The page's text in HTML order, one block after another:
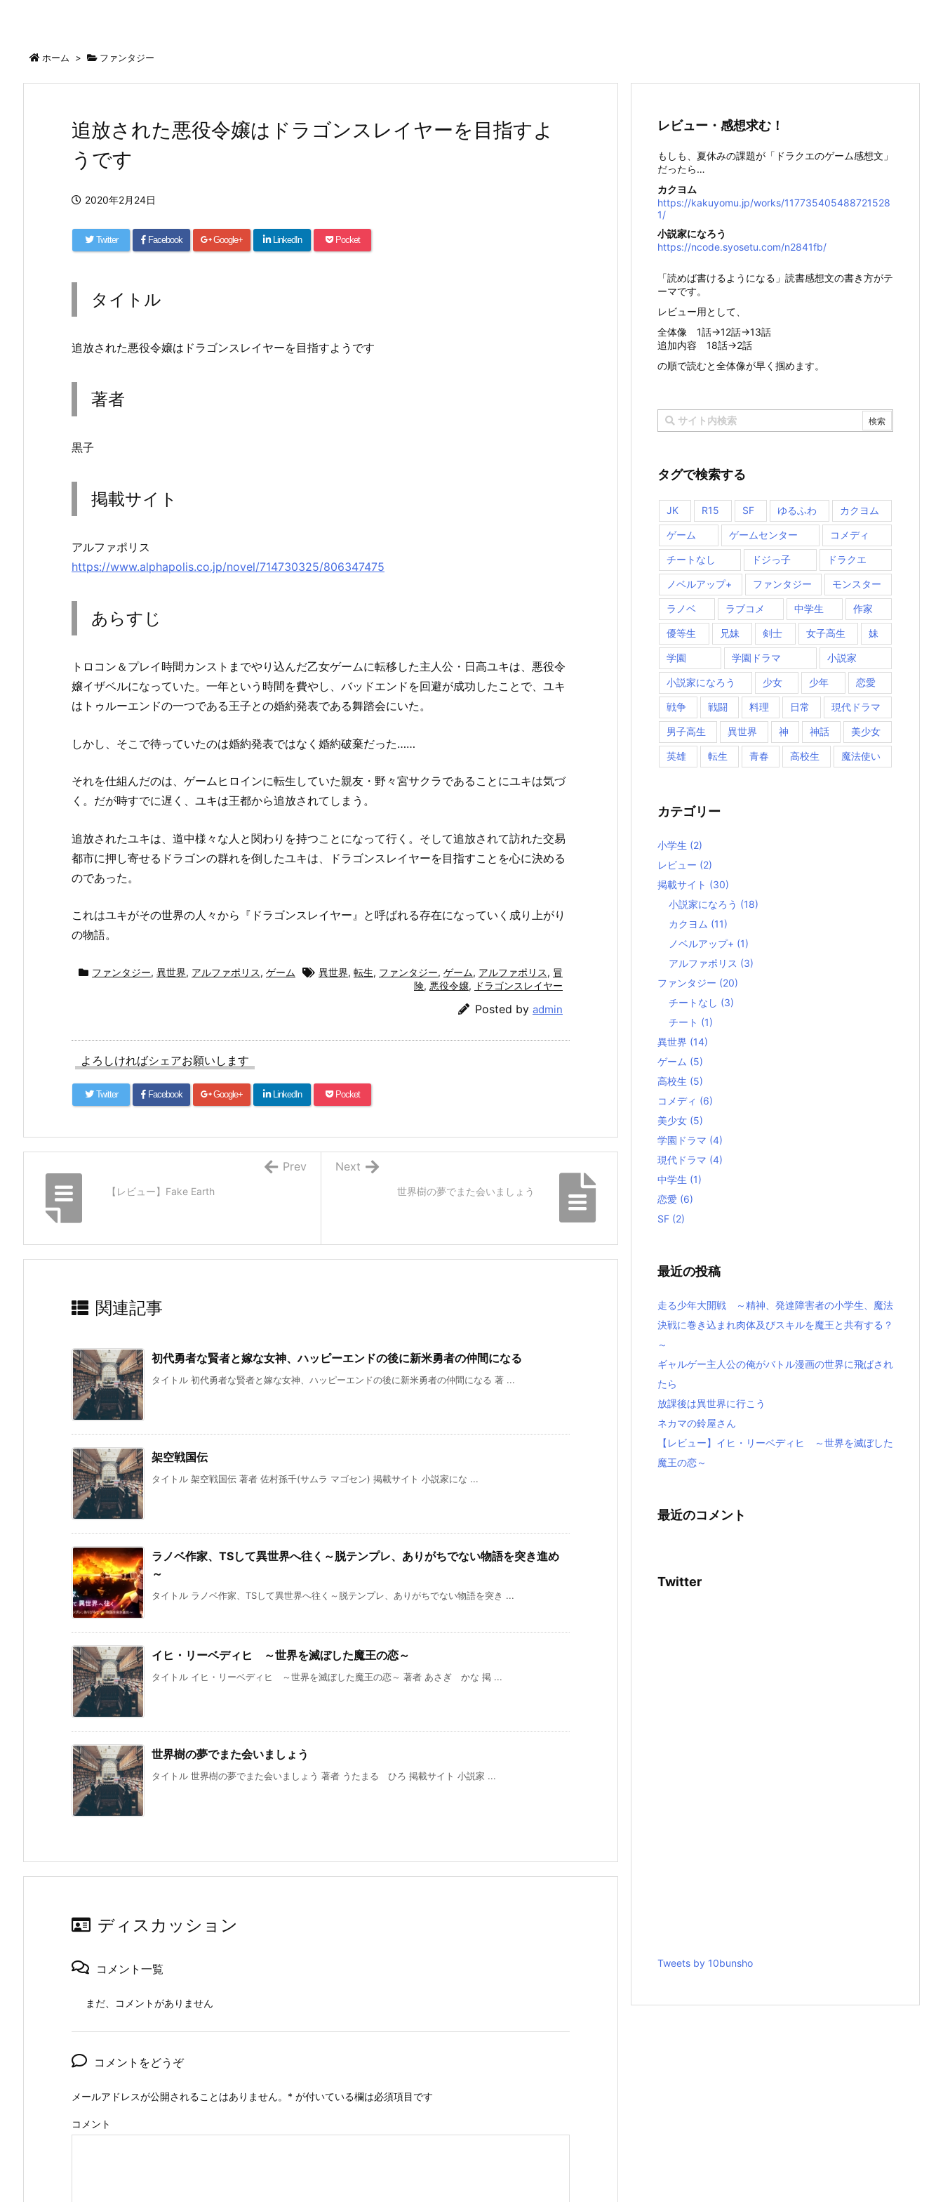
ホーム > ファンタジー
追放された悪役令嬢はドラゴンスレイヤーを目指すよ
うです
2020年2月24日
Twitter Facebook Google+ LinkedIn Pocket
タイトル
追放された悪役令嬢はドラゴンスレイヤーを目指すようです
著者
黒子
掲載サイト
アルファポリス
https://www.alphapolis.co.jp/novel/714730325/806347475
あらすじ
トロコン＆プレイ時間カンストまでやり込んだ乙女ゲームに転移した主人公・日高ユキは、悪役令
嬢イザベルになっていた。一年という時間を費やし、バッドエンドを回避が成功したことで、ユキ
はトゥルーエンドの一つである王子との婚約発表である舞踏会にいた。
しかし、そこで待っていたのは婚約発表ではなく婚約破棄だった……
それを仕組んだのは、ゲームヒロインに転生していた親友・野々宮サクラであることにユキは気づ
く。だが時すでに遅く、ユキは王都から追放されてしまう。
追放されたユキは、道中様々な人と関わりを持つことになって行く。そして追放されて訪れた交易
都市に押し寄せるドラゴンの群れを倒したユキは、ドラゴンスレイヤーを目指すことを心に決める
のであった。
これはユキがその世界の人々から『ドラゴンスレイヤー』と呼ばれる存在になっていく成り上がり
の物語。
ファンタジー, 異世界, アルファポリス, ゲーム 異世界, 転生, ファンタジー, ゲーム, アルファポリス, 冒
険, 悪役令嬢, ドラゴンスレイヤー
Posted by admin
よろしければシェアお願いします
Twitter Facebook Google+ LinkedIn Pocket
世界樹の夢でまた会いましょう
Next
【レビュー】Fake Earth
Prev
関連記事
初代勇者な賢者と嫁な女神、ハッピーエンドの後に新米勇者の仲間になる
タイトル 初代勇者な賢者と嫁な女神、ハッピーエンドの後に新米勇者の仲間になる 著 ...
架空戦国伝
タイトル 架空戦国伝 著者 佐村孫千(サムラ マゴセン) 掲載サイト 小説家にな ...
ラノベ作家、TSして異世界へ往く～脱テンプレ、ありがちでない物語を突き進め
～
タイトル ラノベ作家、TSして異世界へ往く～脱テンプレ、ありがちでない物語を突き ...
イヒ・リーベディヒ ～世界を滅ぼした魔王の恋～
タイトル イヒ・リーベディヒ ～世界を滅ぼした魔王の恋～ 著者 あさぎ かな 掲 ...
世界樹の夢でまた会いましょう
タイトル 世界樹の夢でまた会いましょう 著者 うたまる ひろ 掲載サイト 小説家 ...
ディスカッション
コメント一覧
まだ、コメントがありません
コメントをどうぞ
メールアドレスが公開されることはありません。 * が付いている欄は必須項目です
コメント
レビュー・感想求む！
もしも、夏休みの課題が「ドラクエのゲーム感想文」
だったら…
カクヨム
https://kakuyomu.jp/works/117735405488721528
1/
小説家になろう
https://ncode.syosetu.com/n2841fb/
「読めば書けるようになる」読書感想文の書き方がテ
ーマです。
レビュー用として、
全体像 1話→12話→13話
追加内容 18話→2話
の順で読むと全体像が早く掴めます。
タグで検索する
JK R15 SF ゆるふわ カクヨム
ゲーム ゲームセンター コメディ
チートなし ドジっ子 ドラクエ
ノベルアップ+ ファンタジー モンスター
ラノベ ラブコメ 中学生 作家
優等生 兄妹 剣士 女子高生 妹
学園 学園ドラマ 小説家
小説家になろう 少女 少年 恋愛
戦争 戦闘 料理 日常 現代ドラマ
男子高生 異世界 神 神話 美少女
英雄 転生 青春 高校生 魔法使い
カテゴリー
小学生 (2)
レビュー (2)
掲載サイト (30)
小説家になろう (18)
カクヨム (11)
ノベルアップ+ (1)
アルファポリス (3)
ファンタジー (20)
チートなし (3)
チート (1)
異世界 (14)
ゲーム (5)
高校生 (5)
コメディ (6)
美少女 (5)
学園ドラマ (4)
現代ドラマ (4)
中学生 (1)
恋愛 (6)
SF (2)
最近の投稿
走る少年大開戦 ～精神、発達障害者の小学生、魔法
決戦に巻き込まれ肉体及びスキルを魔王と共有する？
～
ギャルゲー主人公の俺がバトル漫画の世界に飛ばされ
たら
放課後は異世界に行こう
ネカマの鈴屋さん
【レビュー】イヒ・リーベディヒ ～世界を滅ぼした
魔王の恋～
最近のコメント
Twitter
Tweets by 10bunsho